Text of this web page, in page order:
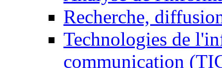
Recherche,
Technologies de
communication